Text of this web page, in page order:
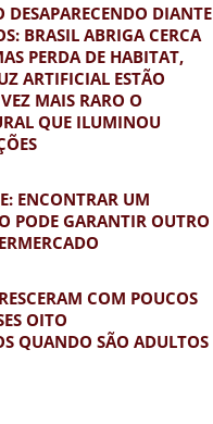
DESAPARECENDO DIANTE
BRASIL ABRIGA CERCA
PERDA DE HABITAT,
ARTIFICIAL ESTÃO
MAIS RARO O
QUE ILUMINOU
ENCONTRAR UM
PODE GARANTIR OUTRO
COM POUCOS
OITO
QUANDO SÃO ADULTOS